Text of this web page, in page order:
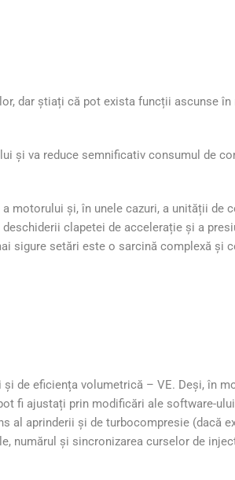
dar știați că pot exista funcții ascunse
și va reduce semnificativ consumul de
motorului și, în unele cazuri, a unității de
clapetei de accelerație și a
sigure setări este o sarcină complexă și
de eficiența volumetrică – VE. Deși, în
fi ajustați prin modificări ale software-
al aprinderii și de turbocompresie (dacă
numărul și sincronizarea curselor de